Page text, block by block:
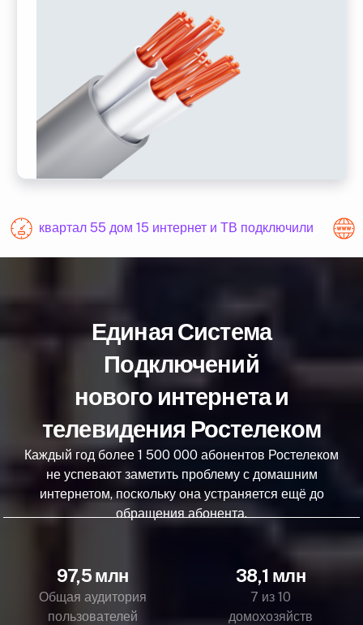
квартал 55 дом 15 интернет и ТВ подключили
Единая Система
Подключений
нового интернета и
телевидения Ростелеком
Каждый год более 1 500 000 абонентов Ростелеком
не успевают заметить проблему с домашним
интернетом, поскольку она устраняется ещё до
обращения абонента.
97,5 млн
Общая аудитория
пользователей
38,1 млн
7 из 10
домохозяйств